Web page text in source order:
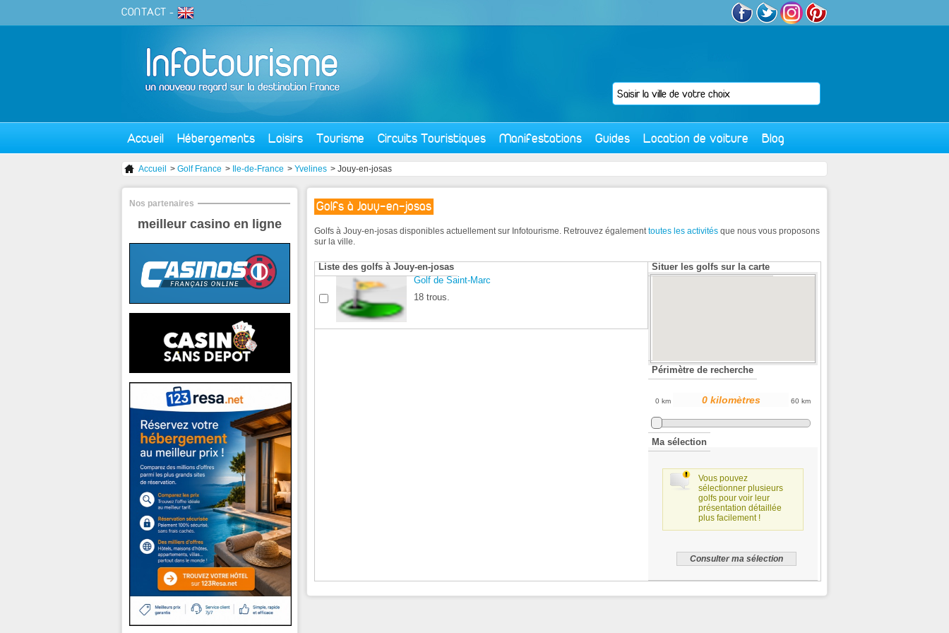
CONTACT -
Accueil Hébergements Loisirs Tourisme Circuits Touristiques Manifestations Guides Location de voiture Blog
Accueil > Golf France > Ile-de-France > Yvelines > Jouy-en-josas
Golfs à Jouy-en-josas
Golfs à Jouy-en-josas disponibles actuellement sur Infotourisme. Retrouvez égalementtoutes les activités que nous vous proposons
sur la ville.
Liste des golfs à Jouy-en-josas
Golf de Saint-Marc
18 trous.
Situer les golfs sur la carte
Périmètre de recherche
0 km 60 km
Ma sélection
Vous pouvez
sélectionner plusieurs
golfs pour voir leur
présentation détaillée
plus facilement !
Nos partenaires
meilleur casino en ligne